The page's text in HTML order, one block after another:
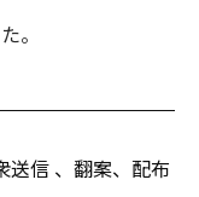
。
送信 、翻案、配布